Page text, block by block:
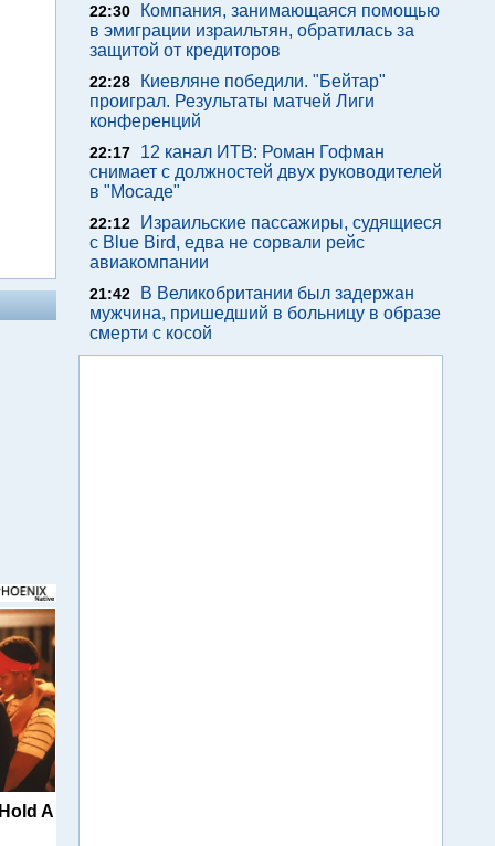
A
22:30
Компания, занимающаяся помощью
в эмиграции израильтян, обратилась за
защитой от кредиторов
22:28
Киевляне победили. "Бейтар"
проиграл. Результаты матчей Лиги
конференций
22:17
12 канал ИТВ: Роман Гофман
снимает с должностей двух руководителей
в "Мосаде"
22:12
Израильские пассажиры, судящиеся
с Blue Bird, едва не сорвали рейс
авиакомпании
21:42
В Великобритании был задержан
мужчина, пришедший в больницу в образе
смерти с косой